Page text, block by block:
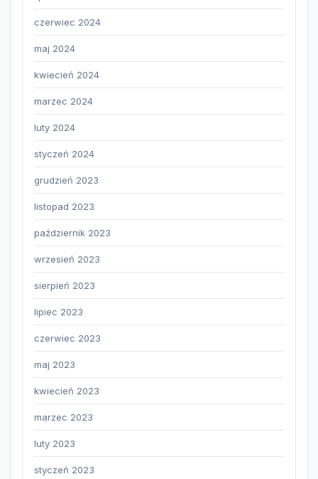
czerwiec 2024
maj 2024
kwiecień 2024
marzec 2024
luty 2024
styczeń 2024
grudzień 2023
listopad 2023
październik 2023
wrzesień 2023
sierpień 2023
lipiec 2023
czerwiec 2023
maj 2023
kwiecień 2023
marzec 2023
luty 2023
styczeń 2023